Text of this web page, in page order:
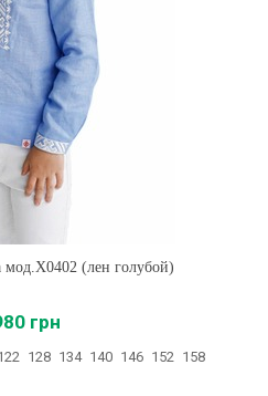
мод.Х0402 (лен голубой)
грн
128 134 140 146 152 158